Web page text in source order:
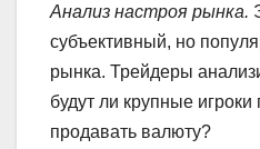
Анализ настроя рынка.
субъективный, но
рынка. Трейдеры
будут ли крупные игроки
продавать валюту?